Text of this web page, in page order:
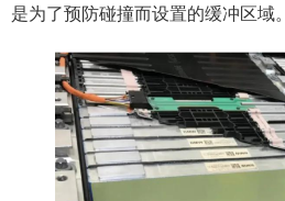
是为了预防碰撞而设置的缓冲区域。